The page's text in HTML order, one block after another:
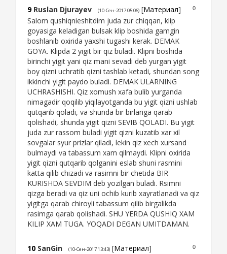
0
9 Ruslan Djurayev (10-Сен-2017 05:06) [Материал]
Salom qushiqnieshitdim juda zur chiqqan, klip
goyasiga keladigan bulsak klip boshida gamgin
boshlanib oxirida yaxshi tugashi kerak. DEMAK
GOYA. Klipda 2 yigit bir qiz buladi. Klipni boshida
birinchi yigit yani qiz mani sevadi deb yurgan yigit
boy qizni uchratib qizni tashlab ketadi, shundan song
ikkinchi yigit paydo buladi. DEMAK ULARNING
UCHRASHISHI. Qiz xomush xafa bulib yurganda
nimagadir qoqilib yiqilayotganda bu yigit qizni ushlab
qutqarib qoladi, va shunda bir birlariga qarab
qolishadi, shunda yigit qizni SEVIB QOLADI. Bu yigit
juda zur rassom buladi yigit qizni kuzatib xar xil
sovgalar syur prizlar qiladi, lekin qiz xech xursand
bulmaydi va tabassum xam qilmaydi. Klipni oxirida
yigit qizni qutqarib qolganini eslab shuni rasmini
katta qilib chizadi va rasimni bir chetida BIR
KURISHDA SEVDIM deb yozilgan buladi. Rsimni
qizga beradi va qiz uni ochib kurib xayratlanadi va qiz
yigitga qarab chiroyli tabassum qilib birgalikda
rasimga qarab qolishadi. SHU YERDA QUSHIQ XAM
KILIP XAM TUGA. YOQADI DEGAN UMITDAMAN.
0
10 SanGin (10-Сен-2017 13:43) [Материал]